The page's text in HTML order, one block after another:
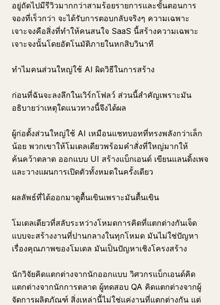
อยู่ถัดไปมีรีวิวมากกว่าสามร้อยรายการและขั้นตอนการ
จองที่เร็วกว่า จะได้รับการตอบกลับจริงๆ ความเฉพาะ
เจาะจงคือสิ่งที่ทำให้คนสนใจ SaaS นี้สร้างความเฉพาะ
เจาะจงนั้นโดยอัตโนมัติภายในหกสิบวินาที
ทำไมคนส่วนใหญ่ใช้ AI ผิดวิธีในการสร้าง
ก่อนที่ฉันจะลงลึกในเวิร์กโฟลว์ ส่วนนี้สำคัญเพราะมัน
อธิบายว่าเหตุใดแนวทางนี้จึงได้ผล
ผู้ก่อตั้งส่วนใหญ่ใช้ AI เหมือนแชทบอทที่ทรงพลังกว่าเล็ก
น้อย พวกเขาให้โมเดลเดียวพร้อมคำสั่งที่ใหญ่มากให้
ค้นคว้าตลาด ออกแบบ UI สร้างแบ็กเอนด์ เขียนแลนดิ้งเพจ
และวางแผนการเปิดตัวทั้งหมดในครั้งเดียว
ผลลัพธ์ที่ได้ออกมาดูตื้นเขินเพราะมันตื้นเขิน
โมเดลเดียวที่สลับระหว่างโหมดการคิดที่แตกต่างกันเจ็ด
แบบจะสร้างงานที่ปานกลางในทุกโหมด มันไม่ใช่ปัญหา
เรื่องคุณภาพของโมเดล มันเป็นปัญหาเชิงโครงสร้าง
นักวิจัยคิดแตกต่างจากนักออกแบบ วิศวกรแบ็กเอนด์คิด
แตกต่างจากนักการตลาด ผู้ทดสอบ QA คิดแตกต่างจากผู้
จัดการผลิตภัณฑ์ สิ่งเหล่านี้ไม่ใช่แค่งานที่แตกต่างกัน แต่